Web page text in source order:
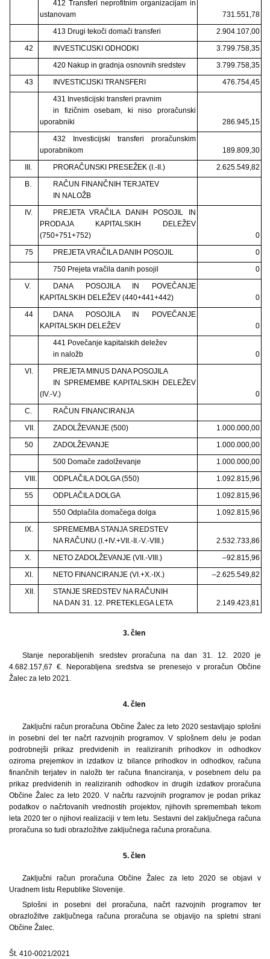
412 Transferi neprofitnim organizacijam in
ustanovam
731.551,78
413 Drugi tekoči domači transferi
2.904.107,00
42
INVESTICIJSKI ODHODKI
3.799.758,35
420 Nakup in gradnja osnovnih sredstev
3.799.758,35
43
INVESTICIJSKI TRANSFERI
476.754,45
431 Investicijski transferi pravnim
in fizičnim osebam, ki niso proračunski
uporabniki
286.945,15
432 Investicijski transferi proračunskim
uporabnikom
189.809,30
III.
PRORAČUNSKI PRESEŽEK (I.-II.)
2.625.549,82
B.
RAČUN FINANČNIH TERJATEV
IN NALOŽB
IV.
PREJETA VRAČILA DANIH POSOJIL IN
PRODAJA KAPITALSKIH DELEŽEV
(750+751+752)
0
75
PREJETA VRAČILA DANIH POSOJIL
0
750 Prejeta vračila danih posojil
0
V.
DANA POSOJILA IN POVEČANJE
KAPITALSKIH DELEŽEV (440+441+442)
0
44
DANA POSOJILA IN POVEČANJE
KAPITALSKIH DELEŽEV
0
441 Povečanje kapitalskih deležev
in naložb
0
VI.
PREJETA MINUS DANA POSOJILA
IN SPREMEMBE KAPITALSKIH DELEŽEV
(IV.-V.)
0
C.
RAČUN FINANCIRANJA
VII.
ZADOLŽEVANJE (500)
1.000.000,00
50
ZADOLŽEVANJE
1.000.000,00
500 Domače zadolževanje
1.000.000,00
VIII.
ODPLAČILA DOLGA (550)
1.092.815,96
55
ODPLAČILA DOLGA
1.092.815,96
550 Odplačila domačega dolga
1.092.815,96
IX.
SPREMEMBA STANJA SREDSTEV
NA RAČUNU (I.+IV.+VII.-II.-V.-VIII.)
2.532.733,86
X.
NETO ZADOLŽEVANJE (VII.-VIII.)
–92.815,96
XI.
NETO FINANCIRANJE (VI.+X.-IX.)
–2.625.549,82
XII.
STANJE SREDSTEV NA RAČUNIH
NA DAN 31. 12. PRETEKLEGA LETA
2.149.423,81
3. člen
Stanje neporabljenih sredstev proračuna na dan 31. 12. 2020 je
4.682.157,67 €. Neporabljena sredstva se prenesejo v proračun Občine
Žalec za leto 2021.
4. člen
Zaključni račun proračuna Občine Žalec za leto 2020 sestavljajo splošni
in posebni del ter načrt razvojnih programov. V splošnem delu je podan
podrobnejši prikaz predvidenih in realiziranih prihodkov in odhodkov
oziroma prejemkov in izdatkov iz bilance prihodkov in odhodkov, računa
finančnih terjatev in naložb ter računa financiranja, v posebnem delu pa
prikaz predvidenih in realiziranih odhodkov in drugih izdatkov proračuna
Občine Žalec za leto 2020. V načrtu razvojnih programov je podan prikaz
podatkov o načrtovanih vrednostih projektov, njihovih spremembah tekom
leta 2020 ter o njihovi realizaciji v tem letu. Sestavni del zaključnega računa
proračuna so tudi obrazložitve zaključnega računa proračuna.
5. člen
Zaključni račun proračuna Občine Žalec za leto 2020 se objavi v
Uradnem listu Republike Slovenije.
Splošni in posebni del proračuna, načrt razvojnih programov ter
obrazložitve zaključnega računa proračuna se objavijo na spletni strani
Občine Žalec.
Št. 410-0021/2021